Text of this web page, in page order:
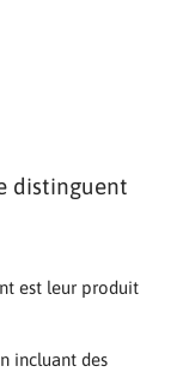
distinguent
est leur produit
incluant des